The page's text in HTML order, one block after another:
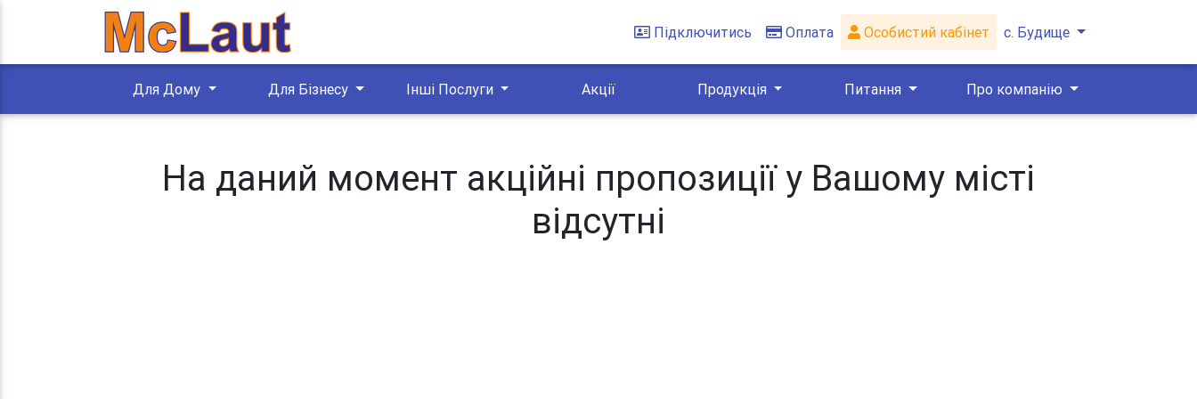
Підключитись Оплата Особистий кабінет с. Будище
Для Дому Для Бізнесу Інші Послуги Акції Продукція Питання Про компанію
На даний момент акційні пропозиції у Вашому місті
відсутні